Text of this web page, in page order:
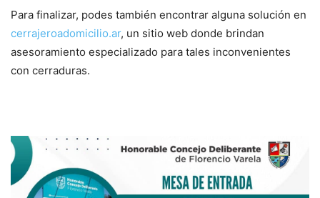
Para finalizar, podes también encontrar alguna solución en
cerrajeroadomicilio.ar, un sitio web donde brindan
asesoramiento especializado para tales inconvenientes
con cerraduras.